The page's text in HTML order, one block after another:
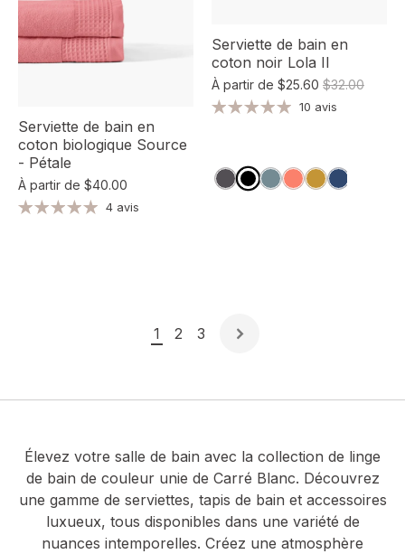
Serviette de bain en
coton biologique Source
- Pétale
À partir de $40.00
4 avis
Serviette de bain en
coton noir Lola II
À partir de $25.60 $32.00
10 avis
1 2 3
Élevez votre salle de bain avec la collection de linge
de bain de couleur unie de Carré Blanc. Découvrez
une gamme de serviettes, tapis de bain et accessoires
luxueux, tous disponibles dans une variété de
nuances intemporelles. Créez une atmosphère